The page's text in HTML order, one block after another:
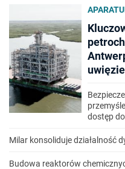
dostęp
Milar konsoliduje działalność
Budowa reaktorów